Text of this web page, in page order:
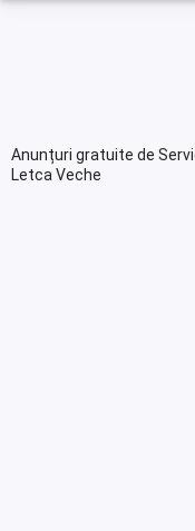
Anunțuri gratuite de
Letca Veche